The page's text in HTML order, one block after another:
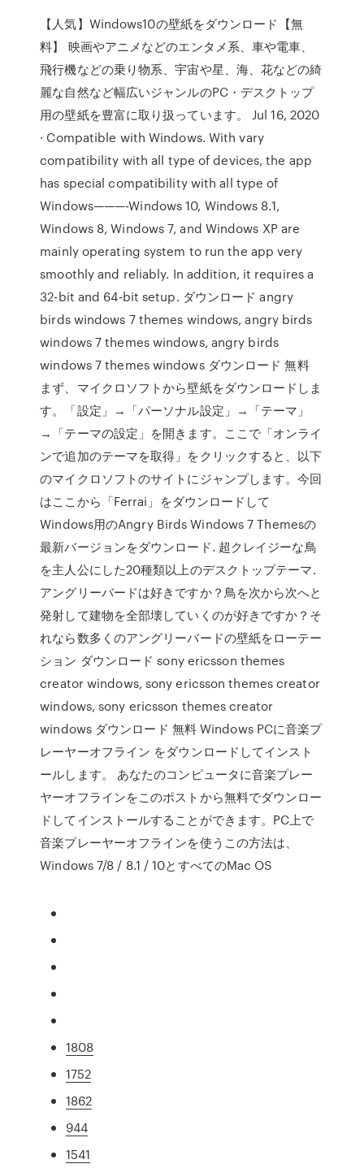
【人気】Windows10の壁紙をダウンロード【無
料】 映画やアニメなどのエンタメ系、車や電車、
飛行機などの乗り物系、宇宙や星、海、花などの綺
麗な自然など幅広いジャンルのPC・デスクトップ
用の壁紙を豊富に取り扱っています。 Jul 16, 2020
· Compatible with Windows. With vary
compatibility with all type of devices, the app
has special compatibility with all type of
Windows———-Windows 10, Windows 8.1,
Windows 8, Windows 7, and Windows XP are
mainly operating system to run the app very
smoothly and reliably. In addition, it requires a
32-bit and 64-bit setup. ダウンロード angry
birds windows 7 themes windows, angry birds
windows 7 themes windows, angry birds
windows 7 themes windows ダウンロード 無料
まず、マイクロソフトから壁紙をダウンロードしま
す。「設定」→「パーソナル設定」→「テーマ」
→「テーマの設定」を開きます。ここで「オンライ
ンで追加のテーマを取得」をクリックすると、以下
のマイクロソフトのサイトにジャンプします。今回
はここから「Ferrai」をダウンロードして
Windows用のAngry Birds Windows 7 Themesの
最新バージョンをダウンロード. 超クレイジーな鳥
を主人公にした20種類以上のデスクトップテーマ.
アングリーバードは好きですか？鳥を次から次へと
発射して建物を全部壊していくのが好きですか？そ
れなら数多くのアングリーバードの壁紙をローテー
ション ダウンロード sony ericsson themes
creator windows, sony ericsson themes creator
windows, sony ericsson themes creator
windows ダウンロード 無料 Windows PCに音楽プ
レーヤーオフライン をダウンロードしてインスト
ールします。 あなたのコンピュータに音楽プレー
ヤーオフラインをこのポストから無料でダウンロー
ドしてインストールすることができます。PC上で
音楽プレーヤーオフラインを使うこの方法は、
Windows 7/8 / 8.1 / 10とすべてのMac OS
1808
1752
1862
944
1541